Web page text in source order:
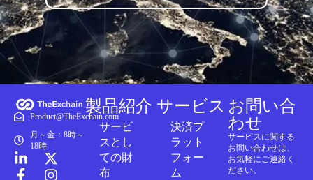
Product@TheExchain.com
月～金：8時～
18時
製品紹介
サービ
スとし
ての財
布
サービス
決済プ
ラット
フォー
ム
お問い合
わせ
サービスに関する
お問い合わせは、
お気軽にご連絡く
ださい。